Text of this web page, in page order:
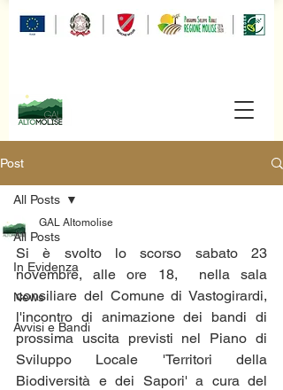
Post
All Posts
In Evidenza
News
Avvisi e Bandi
All Posts
GAL Altomolise
Si è svolto lo scorso sabato 23
novembre, alle ore 18,  nella sala
consiliare del Comune di Vastogirardi,
l'incontro di animazione dei bandi di
prossima uscita previsti nel Piano di
Sviluppo Locale 'Territori della
Biodiversità e dei Sapori' a cura del